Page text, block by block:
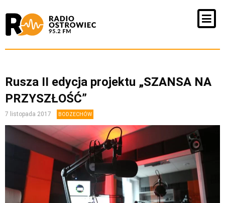
Rusza II edycja projektu „SZANSA NA
PRZYSZŁOŚĆ”
7 listopada 2017 BODZECHÓW